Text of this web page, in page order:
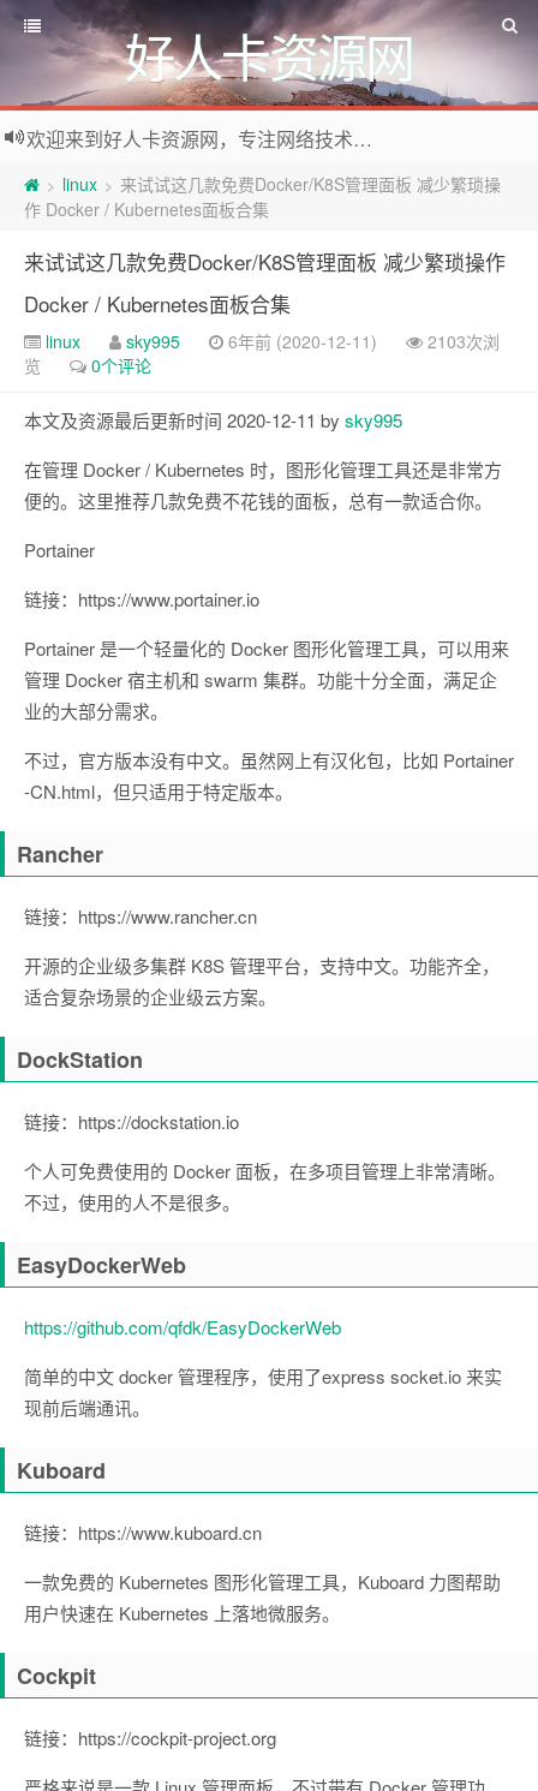
好人卡资源网
欢迎来到好人卡资源网，专注网络技术资源收集，我们不仅是网络资源的搬运工，也生产原创资源。寻找资源请留言或关注公众号:烈日下的男人
> linux > 来试试这几款免费Docker/K8S管理面板 减少繁琐操
作 Docker / Kubernetes面板合集
来试试这几款免费Docker/K8S管理面板 减少繁琐操作
Docker / Kubernetes面板合集
linux sky995 6年前 (2020-12-11)
2103次浏
览
0个评论
本文及资源最后更新时间 2020-12-11 by sky995
在管理 Docker / Kubernetes 时，图形化管理工具还是非常方
便的。这里推荐几款免费不花钱的面板，总有一款适合你。
Portainer
链接：https://www.portainer.io
Portainer 是一个轻量化的 Docker 图形化管理工具，可以用来
管理 Docker 宿主机和 swarm 集群。功能十分全面，满足企
业的大部分需求。
不过，官方版本没有中文。虽然网上有汉化包，比如 Portainer
-CN.html，但只适用于特定版本。
Rancher
链接：https://www.rancher.cn
开源的企业级多集群 K8S 管理平台，支持中文。功能齐全，
适合复杂场景的企业级云方案。
DockStation
链接：https://dockstation.io
个人可免费使用的 Docker 面板，在多项目管理上非常清晰。
不过，使用的人不是很多。
EasyDockerWeb
https://github.com/qfdk/EasyDockerWeb
简单的中文 docker 管理程序，使用了express socket.io 来实
现前后端通讯。
Kuboard
链接：https://www.kuboard.cn
一款免费的 Kubernetes 图形化管理工具，Kuboard 力图帮助
用户快速在 Kubernetes 上落地微服务。
Cockpit
链接：https://cockpit-project.org